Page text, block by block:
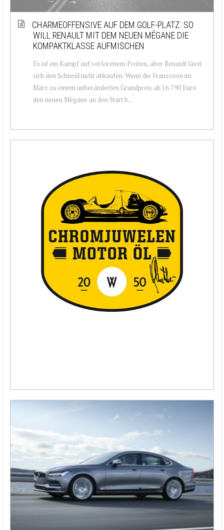
CHARMEOFFENSIVE AUF DEM GOLF-PLATZ: SO
WILL RENAULT MIT DEM NEUEN MÉGANE DIE
KOMPAKTKLASSE AUFMISCHEN
Es ist ein Kampf auf verlorenem Posten, aber Renault lässt
sich den Schneid nicht abkaufen. Wenn die Franzosen im
März zu einem unberänderten Grundpreis ab 16 790 Euro
den neuen Mégane an den Start b...